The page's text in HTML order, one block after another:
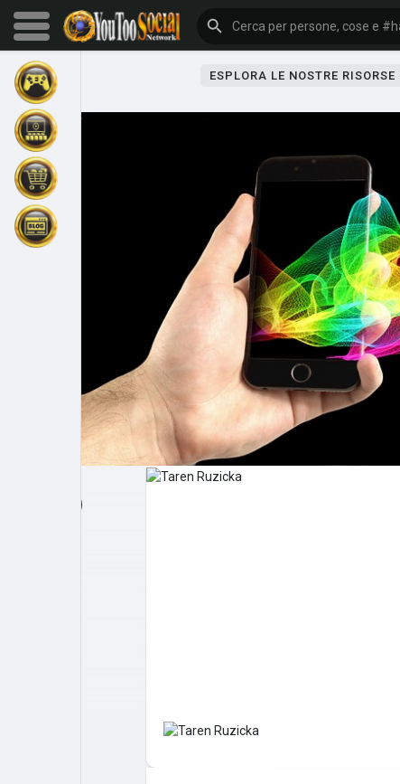
Sfoglia gli eventi
Esplorare
Post popolari Giochi
ESPLORA LE NOSTRE